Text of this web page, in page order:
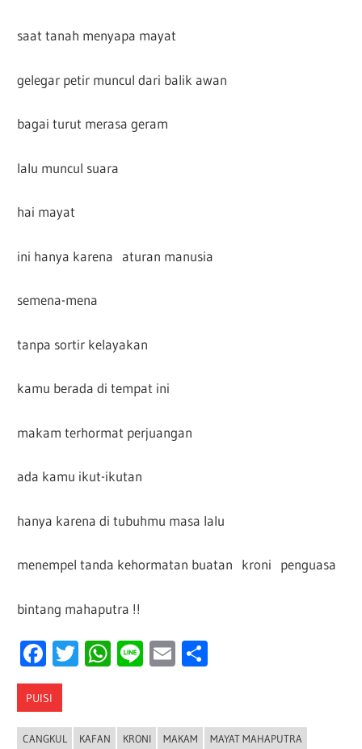
saat tanah menyapa mayat
gelegar petir muncul dari balik awan
bagai turut merasa geram
lalu muncul suara
hai mayat
ini hanya karena aturan manusia
semena-mena
tanpa sortir kelayakan
kamu berada di tempat ini
makam terhormat perjuangan
ada kamu ikut-ikutan
hanya karena di tubuhmu masa lalu
menempel tanda kehormatan buatan kroni penguasa
bintang mahaputra !!
Facebook
Twitter
WhatsApp
LineEmail
PUISI
CANGKUL KAFAN KRONI MAKAM MAYAT MAHAPUTRA